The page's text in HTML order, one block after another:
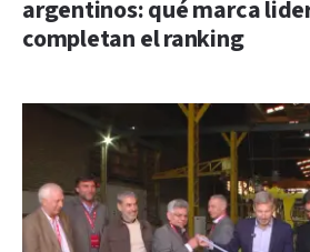
argentinos: qué marca
completan el ranking